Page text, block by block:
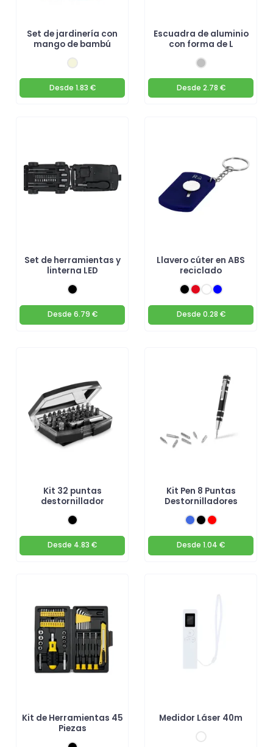
Set de jardinería con
mango de bambú
Desde 1.83 €
Escuadra de aluminio
con forma de L
Desde 2.78 €
Set de herramientas y
linterna LED
Desde 6.79 €
Llavero cúter en ABS
reciclado
Desde 0.28 €
Kit 32 puntas
destornillador
Desde 4.83 €
Kit Pen 8 Puntas
Destornilladores
Desde 1.04 €
Kit de Herramientas 45
Piezas
Medidor Láser 40m